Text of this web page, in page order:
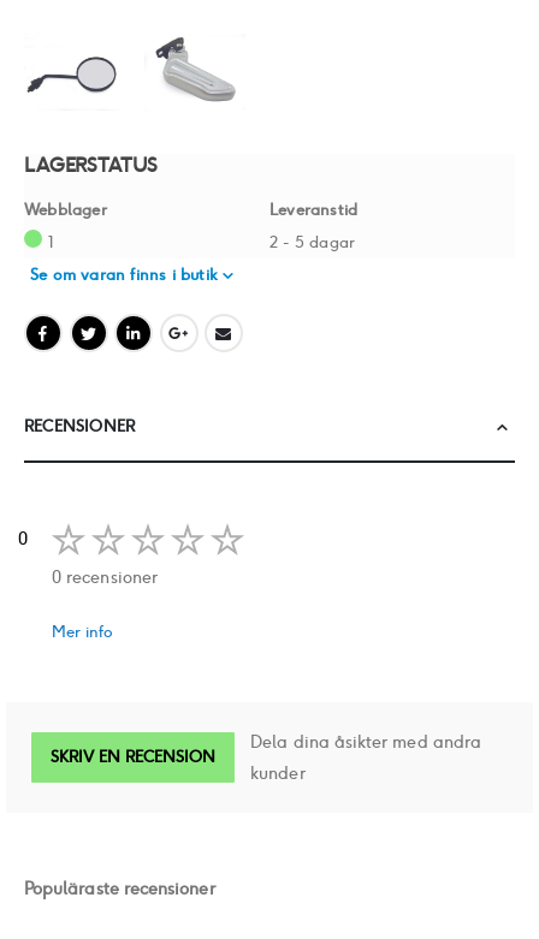
LAGERSTATUS
Webblager
Leveranstid
1
2 - 5 dagar
Se om varan finns i butik
RECENSIONER
0
0 recensioner
Mer info
SKRIV EN RECENSION
Dela dina åsikter med andra
kunder
Populäraste recensioner